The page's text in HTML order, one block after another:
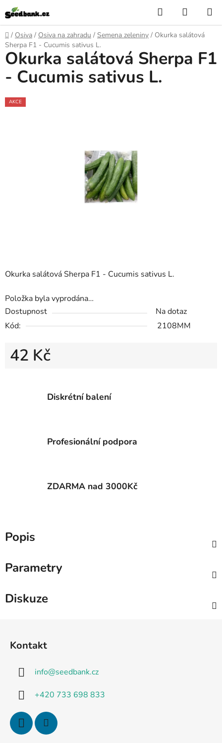
Přejít
na
obsah
Hledat
KOŠÍK
Domů
/ Osiva / Osiva na zahradu / Semena zeleniny / Okurka salátová
Sherpa F1 - Cucumis sativus L.
Okurka salátová Sherpa F1 - Cucumis sativus L.
Položka byla vyprodána…
Dostupnost
Na dotaz
Kód:
2108MM
42 Kč
Okurka salátová Sherpa F1
- Cucumis sativus L.
AKCE
Diskrétní balení
Profesionální podpora
ZDARMA nad 3000Kč
Popis
Parametry
Diskuze
Kontakt
info@seedbank.cz
+420 733 698 833